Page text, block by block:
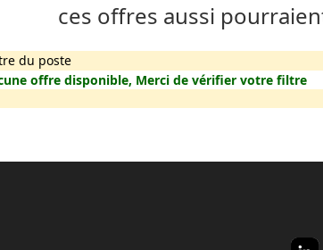
ces offres aussi
du poste
offre disponible, Merci de vérifier votre filtre